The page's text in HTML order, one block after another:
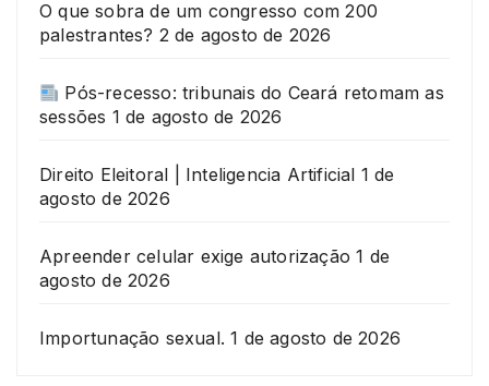
O que sobra de um congresso com 200
palestrantes? 2 de agosto de 2026
Pós-recesso: tribunais do Ceará retomam as
sessões 1 de agosto de 2026
Direito Eleitoral | Inteligencia Artificial 1 de
agosto de 2026
Apreender celular exige autorização 1 de
agosto de 2026
Importunação sexual. 1 de agosto de 2026